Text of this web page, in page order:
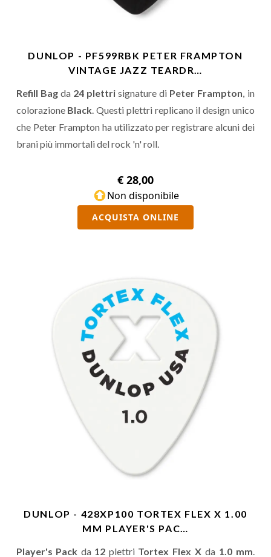
DUNLOP - PF599RBK PETER FRAMPTON
VINTAGE JAZZ TEARDR…
Refill Bag da 24 plettri signature di Peter Frampton, in
colorazione Black. Questi plettri replicano il design unico
che Peter Frampton ha utilizzato per registrare alcuni dei
brani più immortali del rock 'n' roll.
€ 28,00
Non disponibile
ACQUISTA ONLINE
DUNLOP - 428XP100 TORTEX FLEX X 1.00
MM PLAYER'S PAC…
Player's Pack da 12 plettri Tortex Flex X da 1.0 mm.